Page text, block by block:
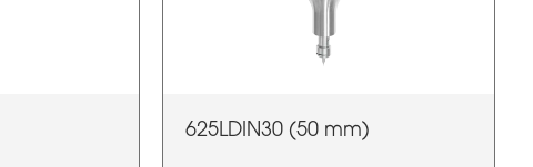
625LDIN30 (50 mm)